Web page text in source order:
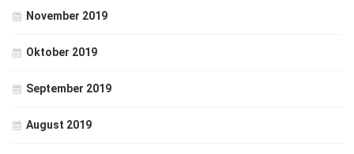
November 2019
Oktober 2019
September 2019
August 2019